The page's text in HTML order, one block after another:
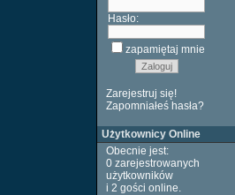
Hasło:
zapamiętaj mnie
Zarejestruj się!
Zapomniałeś hasła?
Użytkownicy Online
Obecnie jest:
0 zarejestrowanych
użytkowników
i 2 gości online.